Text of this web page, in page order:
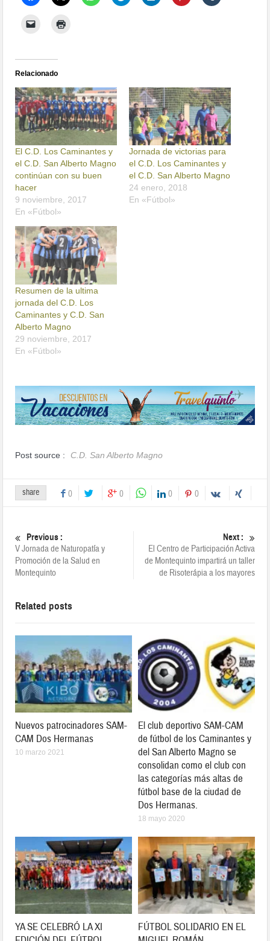
Relacionado
El C.D. Los Caminantes y
el C.D. San Alberto Magno
continúan con su buen
hacer
9 noviembre, 2017
En «Fútbol»
Jornada de victorias para
el C.D. Los Caminantes y
el C.D. San Alberto Magno
24 enero, 2018
En «Fútbol»
Resumen de la ultima
jornada del C.D. Los
Caminantes y C.D. San
Alberto Magno
29 noviembre, 2017
En «Fútbol»
Post source : C.D. San Alberto Magno
share 0 0 0 0
Previous :
V Jornada de Naturopatía y
Promoción de la Salud en
Montequinto
Next :
El Centro de Participación Activa
de Montequinto impartirá un taller
de Risoterápia a los mayores
Related posts
Nuevos patrocinadores SAM-
CAM Dos Hermanas
10 marzo 2021
El club deportivo SAM-CAM
de fútbol de los Caminantes y
del San Alberto Magno se
consolidan como el club con
las categorías más altas de
fútbol base de la ciudad de
Dos Hermanas.
18 mayo 2020
YA SE CELEBRÓ LA XI
FÚTBOL SOLIDARIO EN EL